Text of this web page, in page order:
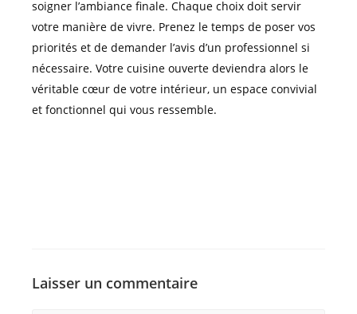
soigner l’ambiance finale. Chaque choix doit servir
votre manière de vivre. Prenez le temps de poser vos
priorités et de demander l’avis d’un professionnel si
nécessaire. Votre cuisine ouverte deviendra alors le
véritable cœur de votre intérieur, un espace convivial
et fonctionnel qui vous ressemble.
Laisser un commentaire